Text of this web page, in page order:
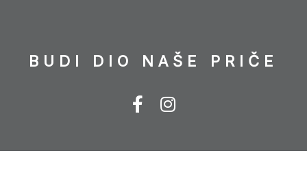
BUDI DIO NAŠE PRIČE